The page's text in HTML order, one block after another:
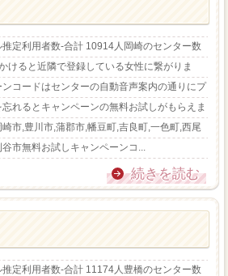
定利用者数-合計 10914人岡崎のセンター数
けると近隣で登録している女性に繋がりま
コードはセンターの自動音声案内の通りにプ
れるとキャンペーンの無料お試しがもらえま
市,豊川市,蒲郡市,幡豆町,吉良町,一色町,西尾
市無料お試しキャンペーンコ...
続きを読む
定利用者数-合計 11174人豊橋のセンター数